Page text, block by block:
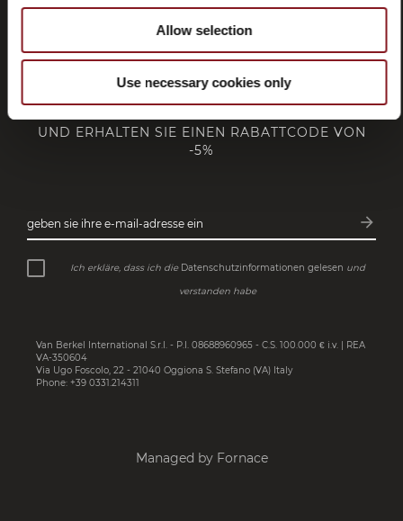
Allow selection
Use necessary cookies only
MELDEN SIE SICH FÜR UNSEREN NEWSLETTER
UND ERHALTEN SIE EINEN RABATTCODE VON
-5%
geben sie ihre e-mail-adresse ein arrow_forward
Ich erkläre, dass ich die Datenschutzinformationen gelesen und
verstanden habe
Van Berkel International S.r.l. - P.I. 08688960965 - C.S. 100.000 € i.v. | REA
VA-350604
Via Ugo Foscolo, 22 - 21040 Oggiona S. Stefano (VA) Italy
Phone: +39 0331.214311
Managed by Fornace